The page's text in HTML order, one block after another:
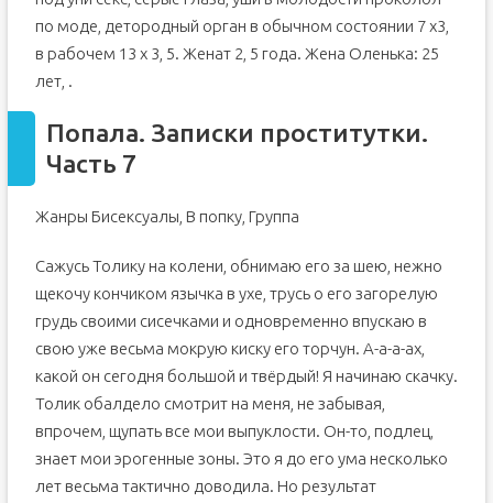
по моде, детородный орган в обычном состоянии 7 х3,
в рабочем 13 х 3, 5. Женат 2, 5 года. Жена Оленька: 25
лет, .
Попала. Записки проститутки.
Часть 7
Жанры Бисексуалы, В попку, Группа
Сажусь Толику на колени, обнимаю его за шею, нежно
щекочу кончиком язычка в ухе, трусь о его загорелую
грудь своими сисечками и одновременно впускаю в
свою уже весьма мокрую киску его торчун. А-а-а-ах,
какой он сегодня большой и твёрдый! Я начинаю скачку.
Толик обалдело смотрит на меня, не забывая,
впрочем, щупать все мои выпуклости. Он-то, подлец,
знает мои эрогенные зоны. Это я до его ума несколько
лет весьма тактично доводила. Но результат